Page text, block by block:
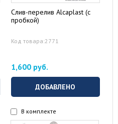
Слив-перелив Alcaplast (с
пробкой)
Код товара:2771
1,600 руб.
ДОБАВЛЕНО
В комплекте